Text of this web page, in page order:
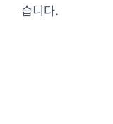
습니다.